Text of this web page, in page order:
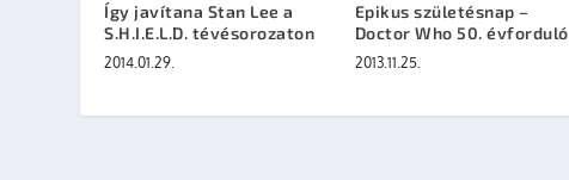
Így javítana Stan Lee a
S.H.I.E.L.D. tévésorozaton
2014.01.29.
Epikus születésnap –
Doctor Who 50. évforduló
2013.11.25.